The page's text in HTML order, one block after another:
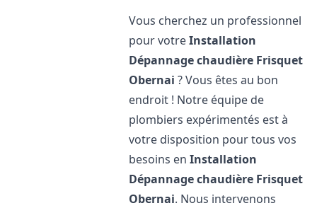
Vous cherchez un professionnel
pour votreInstallation
Dépannage chaudière Frisquet
Obernai ? Vous êtes au bon
endroit ! Notre équipe de
plombiers expérimentés est à
votre disposition pour tous vos
besoins enInstallation
Dépannage chaudière Frisquet
Obernai. Nous intervenons